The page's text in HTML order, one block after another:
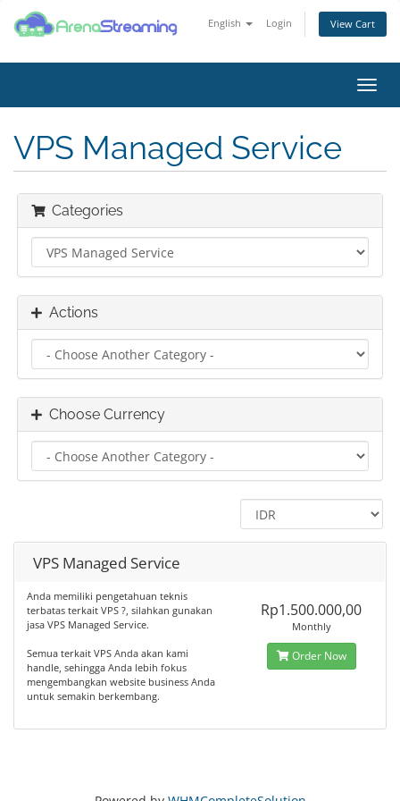
English Login View Cart
VPS Managed Service
Categories
Actions
Choose Currency
VPS Managed Service
Anda memiliki pengetahuan teknis
terbatas terkait VPS ?, silahkan gunakan
jasa VPS Managed Service.
Semua terkait VPS Anda akan kami
handle, sehingga Anda lebih fokus
mengembangkan website business Anda
untuk semakin berkembang.
Rp1.500.000,00
Monthly
Order Now